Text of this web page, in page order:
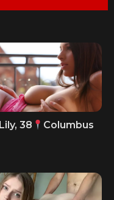
Lily, 38 Columbus